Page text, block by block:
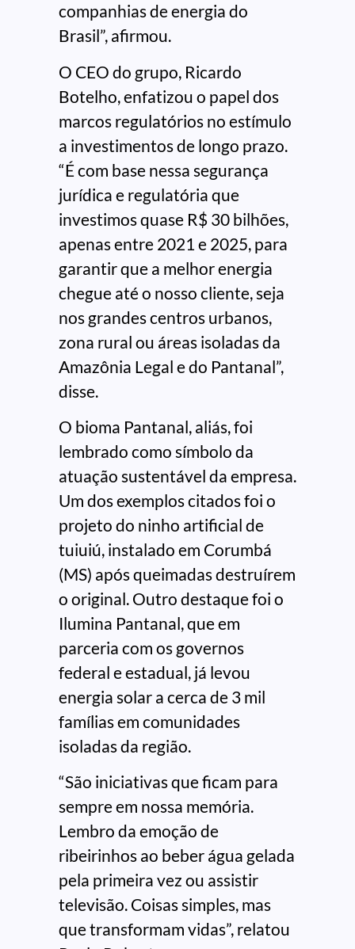
companhias de energia do
Brasil”, afirmou.
O CEO do grupo, Ricardo
Botelho, enfatizou o papel dos
marcos regulatórios no estímulo
a investimentos de longo prazo.
“É com base nessa segurança
jurídica e regulatória que
investimos quase R$ 30 bilhões,
apenas entre 2021 e 2025, para
garantir que a melhor energia
chegue até o nosso cliente, seja
nos grandes centros urbanos,
zona rural ou áreas isoladas da
Amazônia Legal e do Pantanal”,
disse.
O bioma Pantanal, aliás, foi
lembrado como símbolo da
atuação sustentável da empresa.
Um dos exemplos citados foi o
projeto do ninho artificial de
tuiuiú, instalado em Corumbá
(MS) após queimadas destruírem
o original. Outro destaque foi o
Ilumina Pantanal, que em
parceria com os governos
federal e estadual, já levou
energia solar a cerca de 3 mil
famílias em comunidades
isoladas da região.
“São iniciativas que ficam para
sempre em nossa memória.
Lembro da emoção de
ribeirinhos ao beber água gelada
pela primeira vez ou assistir
televisão. Coisas simples, mas
que transformam vidas”, relatou